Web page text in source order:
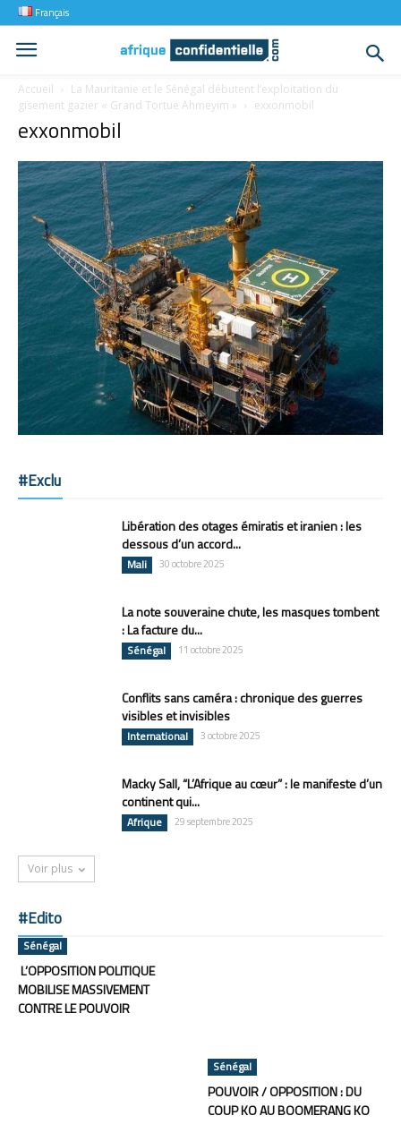
Français
Accueil
La Mauritanie et le Sénégal débutent l’exploitation du
gisement gazier « Grand Tortue Ahmeyim »
exxonmobil
exxonmobil
#Exclu
Libération des otages émiratis et iranien : les
dessous d’un accord...
Mali 30 octobre 2025
La note souveraine chute, les masques tombent
: La facture du...
Sénégal 11 octobre 2025
Conflits sans caméra : chronique des guerres
visibles et invisibles
International 3 octobre 2025
Macky Sall, “L’Afrique au cœur” : le manifeste d’un
continent qui...
Afrique 29 septembre 2025
Voir plus
#Edito
Sénégal
L’OPPOSITION POLITIQUE
MOBILISE MASSIVEMENT
CONTRE LE POUVOIR
Sénégal
POUVOIR / OPPOSITION : DU
COUP KO AU BOOMERANG KO